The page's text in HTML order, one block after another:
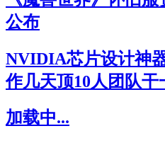
公布
NVIDIA芯片设计神
作几天顶10人团队干
加载中...